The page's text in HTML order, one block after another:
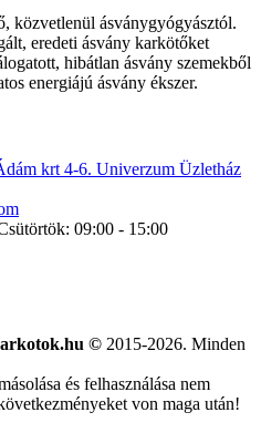
közvetlenül ásványgyógyásztól.
eredeti ásvány karkötőket
hibátlan ásvány szemekből
energiájú ásvány ékszer.
krt 4-6. Univerzum Üzletház
09:00 - 15:00
© 2015-2026. Minden
és felhasználása nem
von maga után!